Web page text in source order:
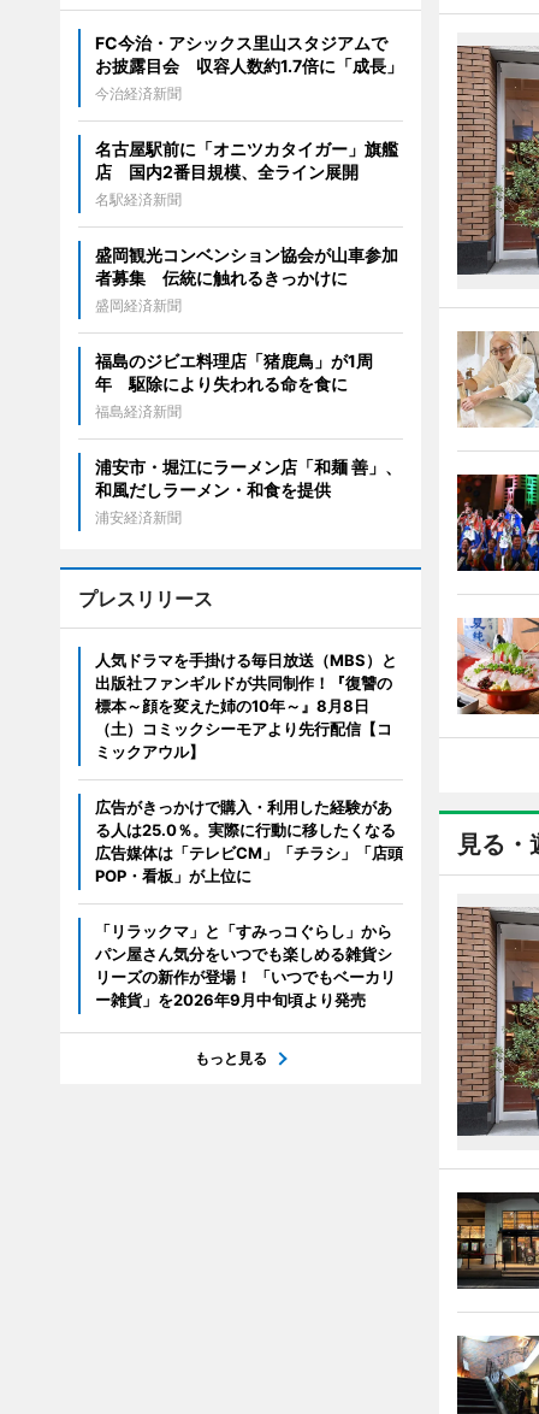
見る・
FC今治・アシックス里山スタジアムで
お披露目会 収容人数約1.7倍に「成長」
今治経済新聞
名古屋駅前に「オニツカタイガー」旗艦
店 国内2番目規模、全ライン展開
名駅経済新聞
盛岡観光コンベンション協会が山車参加
者募集 伝統に触れるきっかけに
盛岡経済新聞
福島のジビエ料理店「猪鹿鳥」が1周
年 駆除により失われる命を食に
福島経済新聞
浦安市・堀江にラーメン店「和麺 善」、
和風だしラーメン・和食を提供
浦安経済新聞
プレスリリース
人気ドラマを手掛ける毎日放送（MBS）と
出版社ファンギルドが共同制作！『復讐の
標本～顔を変えた姉の10年～』8月8日
（土）コミックシーモアより先行配信【コ
ミックアウル】
広告がきっかけで購入・利用した経験があ
る人は25.0％。実際に行動に移したくなる
広告媒体は「テレビCM」「チラシ」「店頭
POP・看板」が上位に
「リラックマ」と「すみっコぐらし」から
パン屋さん気分をいつでも楽しめる雑貨シ
リーズの新作が登場！ 「いつでもベーカリ
ー雑貨」を2026年9月中旬頃より発売
もっと見る